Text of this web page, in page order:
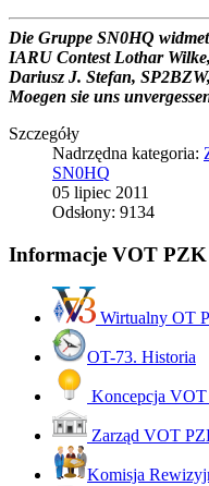
Die Gruppe SN0HQ
IARU Contest Lothar
Dariusz J. Stefan,
Moegen sie uns
Szczegóły
Nadrzędna kategoria:
SN0HQ
05 lipiec 2011
Odsłony: 9134
Informacje VOT PZK
Wirtualny OT
OT-73. Historia
Koncepcja
Zarząd VOT
Komisja